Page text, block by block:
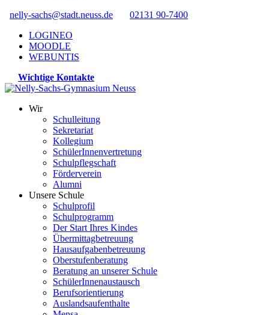
nelly-sachs@stadt.neuss.de
02131 90-7400
LOGINEO
MOODLE
WEBUNTIS
Wichtige Kontakte
Wir
Schulleitung
Sekretariat
Kollegium
SchülerInnenvertretung
Schulpflegschaft
Förderverein
Alumni
Unsere Schule
Schulprofil
Schulprogramm
Der Start Ihres Kindes
Übermittagbetreuung
Hausaufgabenbetreuung
Oberstufenberatung
Beratung an unserer Schule
SchülerInnenaustausch
Berufsorientierung
Auslandsaufenthalte